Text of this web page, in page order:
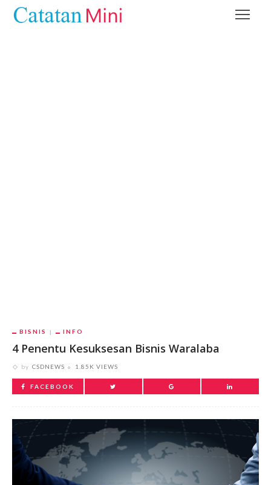
BISNIS INFO
4 Penentu Kesuksesan Bisnis Waralaba
by CSDNEWS 1.85K VIEWS
FACEBOOK